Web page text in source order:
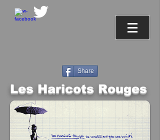
Share
Les Haricots Rouges